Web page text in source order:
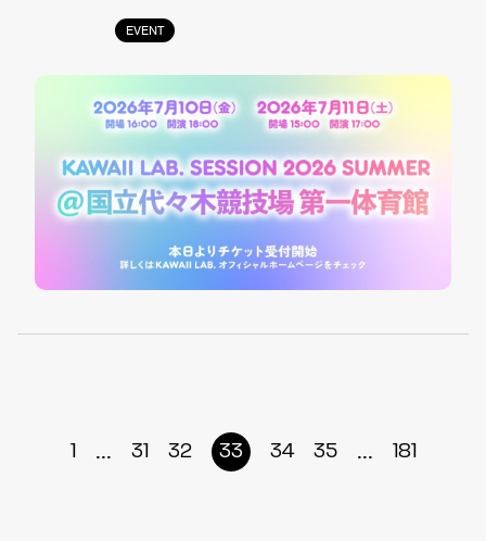
EVENT
1 ... 31 32 33 34 35 ... 181